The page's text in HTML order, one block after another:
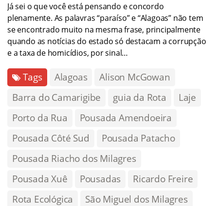
Já sei o que você está pensando e concordo
plenamente. As palavras “paraíso” e “Alagoas” não tem
se encontrado muito na mesma frase, principalmente
quando as notícias do estado só destacam a corrupção
e a taxa de homicídios, por sinal…
Tags Alagoas
Alison McGowan
Barra do Camarigibe
guia da Rota
Laje
Porto da Rua
Pousada Amendoeira
Pousada Côté Sud
Pousada Patacho
Pousada Riacho dos Milagres
Pousada Xuê
Pousadas
Ricardo Freire
Rota Ecológica
São Miguel dos Milagres